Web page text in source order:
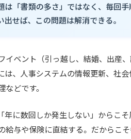
は「書類の多さ」ではなく、毎回
せば、この問題は解消できる。
イベント（引っ越し、結婚、出産
は、人事システムの情報更新、社
どです。
に数回しか発生しない」からこ
給与や保険に直結する。だからこ